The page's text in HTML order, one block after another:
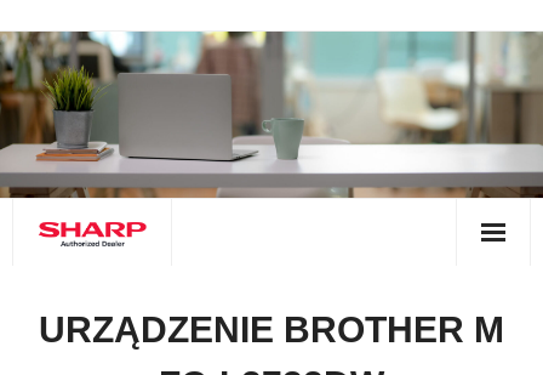
Skip
to
content
kontakt
URZĄDZENIE BROTHER M